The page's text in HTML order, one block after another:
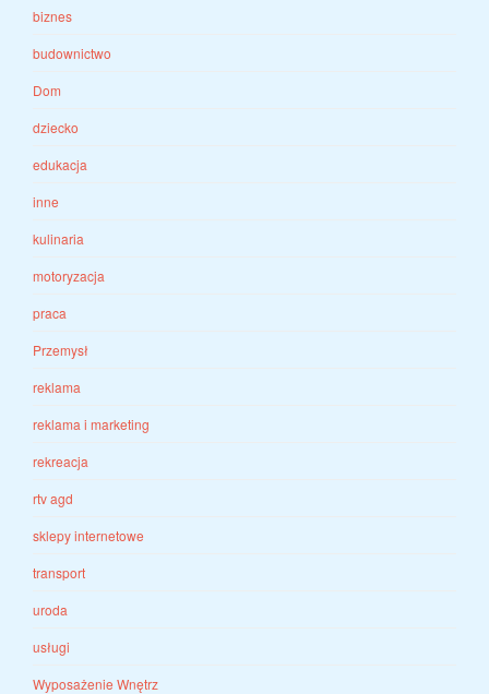
biznes
budownictwo
Dom
dziecko
edukacja
inne
kulinaria
motoryzacja
praca
Przemysł
reklama
reklama i marketing
rekreacja
rtv agd
sklepy internetowe
transport
uroda
usługi
Wyposażenie Wnętrz